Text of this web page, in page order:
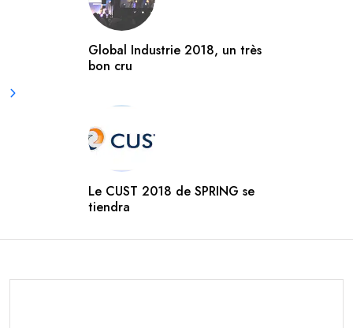
Global Industrie 2018, un très
bon cru
Le CUST 2018 de SPRING se
tiendra